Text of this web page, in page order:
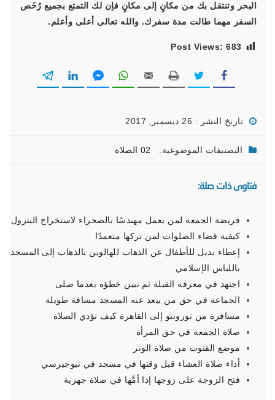
البحر وتنتقل بك من مكانٍ إلى مكانٍ فإن لك التمتع بجميع رُخَص
السفر مهما طالت مدة سفرك. والله تعالى أعلى وأعلم.
Post Views: 683
تاريخ النشر : 26 ديسمبر, 2017
التصنيفات الموضوعية: 02 الصلاة
فتاوى ذات صلة:
فريضة الجمعة لمن يعمل مهندسًا بالصحراء لاستخراج البترول
كيفية قضاء الصلوات لمن تركها متعمدًا
إعطاء بديل للأطفال عن الذهاب للهالوين بالذهاب إلى المسجد
باللباس الإسلامي
اجتهد في معرفة القبلة ثم تبين خطؤه بعدما صلى
الجماعة في حق من يبعد عنه المسجد مسافة طويلة
مسافرة من تورونتو إلى القاهرة كيف تؤدي الصلاة
صلاة الجمعة في حق المرأة
موضع القنوت من صلاة الوتر
أداء صلاة العشاء قبل وقتها في مسجد في نيوجيرسي
فتح الزوجة على زوجها إذا أمَّها في صلاة جهرية